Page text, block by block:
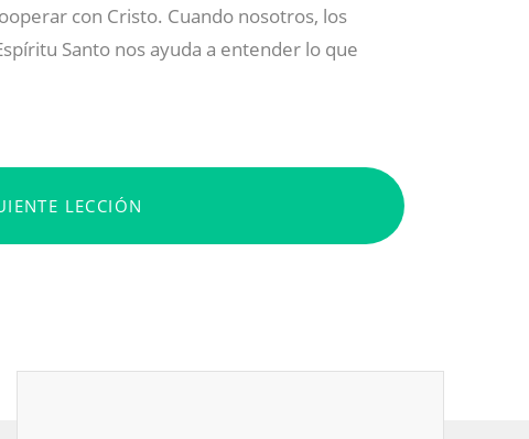
con Cristo. Cuando nosotros, los
Santo nos ayuda a entender lo que
LECCIÓN